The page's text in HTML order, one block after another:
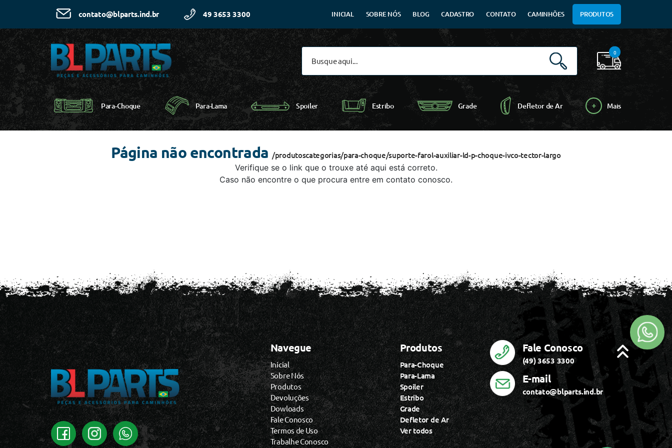
contato@blparts.ind.br 49 3653 3300 INICIAL SOBRE NÓS BLOG CADASTRO CONTATO CAMINHÕES PRODUTOS
0
Para-Choque Para-Lama Spoiler Estribo Grade Defletor de Ar Mais
Página não encontrada /produtoscategorias/para-choque/suporte-farol-auxiliar-ld-p-choque-ivco-tector-largo
Verifique se o link que o trouxe até aqui está correto.
Caso não encontre o que procura entre em contato conosco.
Navegue
Inicial
Sobre Nós
Produtos
Devoluções
Dowloads
Fale Conosco
Termos de Uso
Trabalhe Conosco
Produtos
Para-Choque
Para-Lama
Spoiler
Estribo
Grade
Defletor de Ar
Ver todos
Fale Conosco
(49) 3653 3300
E-mail
contato@blparts.ind.br